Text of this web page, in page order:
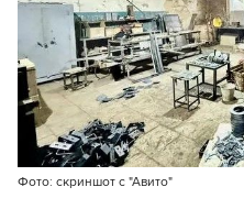
Фото: скриншот с "Авито"